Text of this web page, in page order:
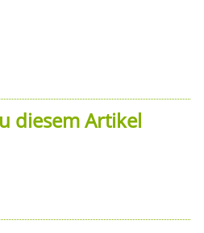
diesem Artikel